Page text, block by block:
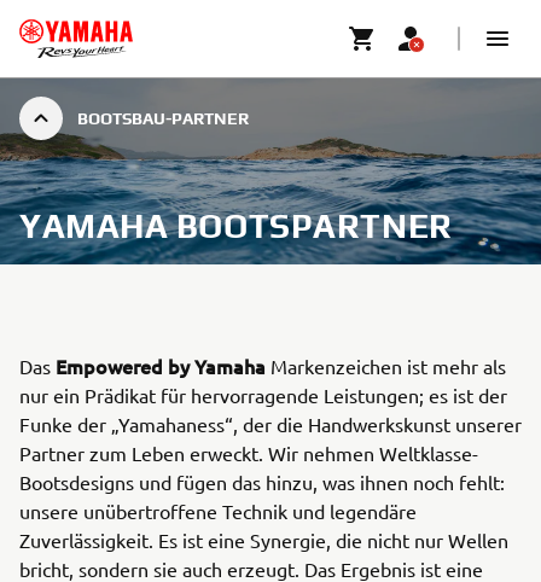
BOOTSBAU-PARTNER
YAMAHA BOOTSPARTNER
Das Empowered by Yamaha Markenzeichen ist mehr als
nur ein Prädikat für hervorragende Leistungen; es ist der
Funke der „Yamahaness“, der die Handwerkskunst unserer
Partner zum Leben erweckt. Wir nehmen Weltklasse-
Bootsdesigns und fügen das hinzu, was ihnen noch fehlt:
unsere unübertroffene Technik und legendäre
Zuverlässigkeit. Es ist eine Synergie, die nicht nur Wellen
bricht, sondern sie auch erzeugt. Das Ergebnis ist eine